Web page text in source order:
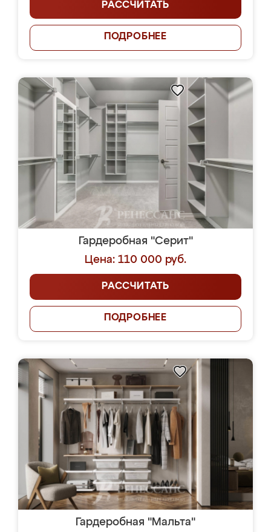
РАССЧИТАТЬ
ПОДРОБНЕЕ
Гардеробная "Серит"
Цена: 110 000 руб.
РАССЧИТАТЬ
ПОДРОБНЕЕ
Гардеробная "Мальта"